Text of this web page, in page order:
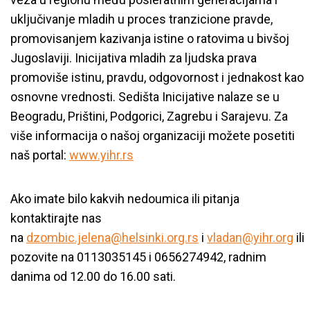
uključivanje mladih u proces tranzicione pravde,
promovisanjem kazivanja istine o ratovima u bivšoj
Jugoslaviji. Inicijativa mladih za ljudska prava
promoviše istinu, pravdu, odgovornost i jednakost kao
osnovne vrednosti. Sedišta Inicijative nalaze se u
Beogradu, Prištini, Podgorici, Zagrebu i Sarajevu. Za
više informacija o našoj organizaciji možete posetiti
naš portal: www.yihr.rs
Ako imate bilo kakvih nedoumica ili pitanja
kontaktirajte nas
na dzombic.jelena@helsinki.org.rs i vladan@yihr.org ili
pozovite na 0113035145 i 0656274942, radnim
danima od 12.00 do 16.00 sati.